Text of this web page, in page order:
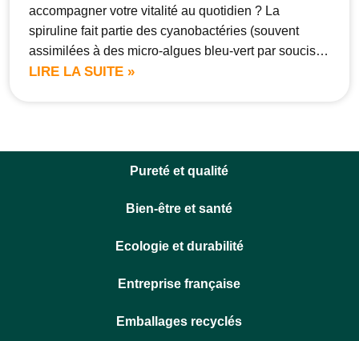
accompagner votre vitalité au quotidien ? La
spiruline fait partie des cyanobactéries (souvent
assimilées à des micro-algues bleu-vert par soucis…
LIRE LA SUITE »
Pureté et qualité
Bien-être et santé
Ecologie et durabilité
Entreprise française
Emballages recyclés